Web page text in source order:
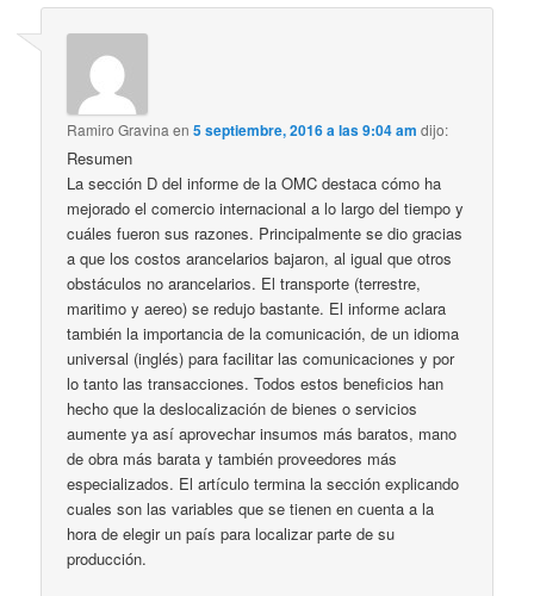
Ramiro Gravina en5 septiembre, 2016 a las 9:04 am dijo:
Resumen
La sección D del informe de la OMC destaca cómo ha
mejorado el comercio internacional a lo largo del tiempo y
cuáles fueron sus razones. Principalmente se dio gracias
a que los costos arancelarios bajaron, al igual que otros
obstáculos no arancelarios. El transporte (terrestre,
maritimo y aereo) se redujo bastante. El informe aclara
también la importancia de la comunicación, de un idioma
universal (inglés) para facilitar las comunicaciones y por
lo tanto las transacciones. Todos estos beneficios han
hecho que la deslocalización de bienes o servicios
aumente ya así aprovechar insumos más baratos, mano
de obra más barata y también proveedores más
especializados. El artículo termina la sección explicando
cuales son las variables que se tienen en cuenta a la
hora de elegir un país para localizar parte de su
producción.